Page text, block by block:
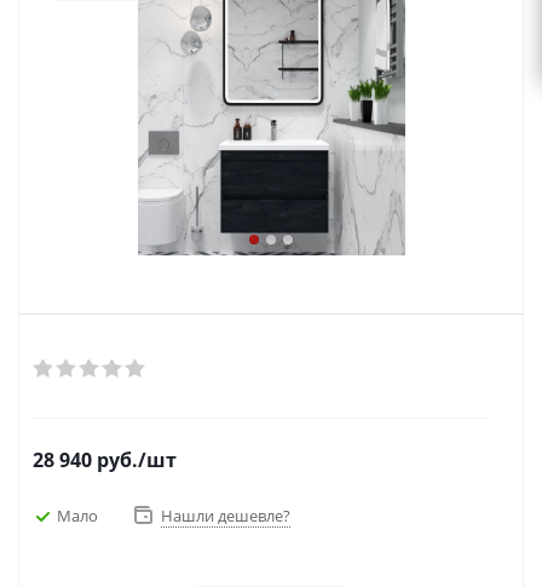
28 940 руб./шт
Мало Нашли дешевле?